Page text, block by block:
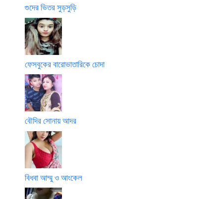
গুদের ভিতর সুড়সুড়ি
ফেসবুকের বারোভাতারিকে চোদা
বৌদির সোনায় আদর
বিধবা আম্মু ও আংকেল